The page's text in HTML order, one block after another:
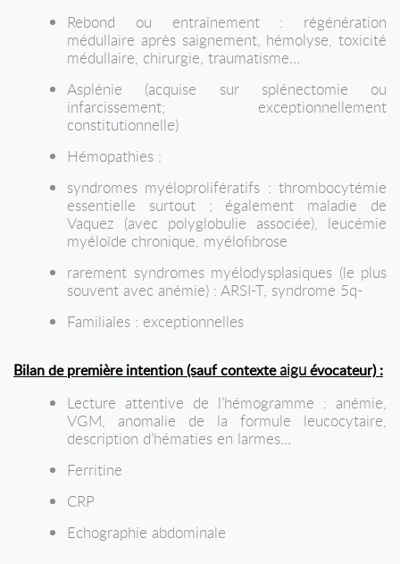
Rebond ou entraînement : régénération
médullaire après saignement, hémolyse, toxicité
médullaire, chirurgie, traumatisme…
Asplénie (acquise sur splénectomie ou
infarcissement; exceptionnellement
constitutionnelle)
Hémopathies :
syndromes myéloprolifératifs : thrombocytémie
essentielle surtout ; également maladie de
Vaquez (avec polyglobulie associée), leucémie
myéloïde chronique, myélofibrose
rarement syndromes myélodysplasiques (le plus
souvent avec anémie) : ARSI-T, syndrome 5q-
Familiales : exceptionnelles
Bilan de première intention (sauf contexteaiguévocateur) :
Lecture attentive de l’hémogramme : anémie,
VGM, anomalie de la formule leucocytaire,
description d’hématies en larmes…
Ferritine
CRP
Echographie abdominale